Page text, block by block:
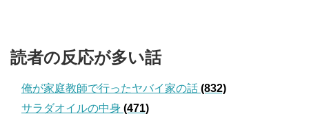
読者の反応が多い話
俺が家庭教師で行ったヤバイ家の話 (832)
サラダオイルの中身 (471)